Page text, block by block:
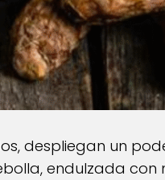
despliegan un
endulzada con